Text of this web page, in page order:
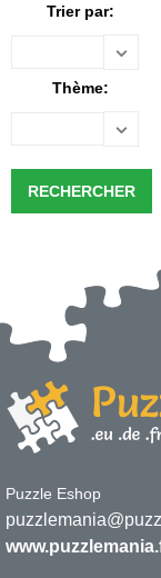
Trier par:
Thème:
Puzzle Eshop